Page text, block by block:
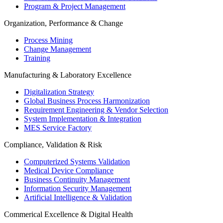
Program & Project Management
Organization, Performance & Change
Process Mining
Change Management
Training
Manufacturing & Laboratory Excellence
Digitalization Strategy
Global Business Process Harmonization
Requirement Engineering & Vendor Selection
System Implementation & Integration
MES Service Factory
Compliance, Validation & Risk
Computerized Systems Validation
Medical Device Compliance
Business Continuity Management
Information Security Management
Artificial Intelligence & Validation
Commerical Excellence & Digital Health